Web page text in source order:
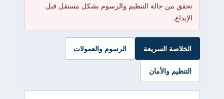
تحقق من حالة التنظيم والرسوم بشكل مستقل قبل
الإيداع.
الخلاصة السريعة الرسوم والعمولات
التنظيم والأمان